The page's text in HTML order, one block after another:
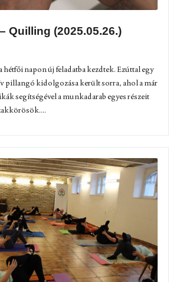
Quilling (2025.05.26.)
napon új feladatba kezdtek. Ezúttal egy
pillangó kidolgozása került sorra, ahol a már
segítségével a munkadarab egyes részeit